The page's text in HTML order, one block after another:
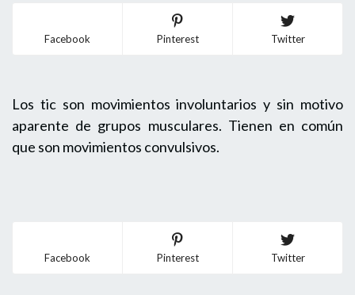
Facebook Pinterest Twitter
Los tic son movimientos involuntarios y sin motivo
aparente de grupos musculares. Tienen en común
que son movimientos convulsivos.
Facebook Pinterest Twitter